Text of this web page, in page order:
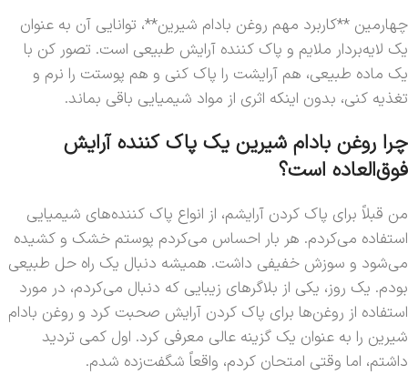
چهارمین **کاربرد مهم روغن بادام شیرین**، توانایی آن به عنوان
یک لایه‌بردار ملایم و پاک کننده آرایش طبیعی است. تصور کن با
یک ماده طبیعی، هم آرایشت را پاک کنی و هم پوستت را نرم و
تغذیه کنی، بدون اینکه اثری از مواد شیمیایی باقی بماند.
چرا روغن بادام شیرین یک پاک کننده آرایش
فوق‌العاده است؟
من قبلاً برای پاک کردن آرایشم، از انواع پاک کننده‌های شیمیایی
استفاده می‌کردم. هر بار احساس می‌کردم پوستم خشک و کشیده
می‌شود و سوزش خفیفی داشت. همیشه دنبال یک راه حل طبیعی
بودم. یک روز، یکی از بلاگرهای زیبایی که دنبال می‌کردم، در مورد
استفاده از روغن‌ها برای پاک کردن آرایش صحبت کرد و روغن بادام
شیرین را به عنوان یک گزینه عالی معرفی کرد. اول کمی تردید
داشتم، اما وقتی امتحان کردم، واقعاً شگفت‌زده شدم.